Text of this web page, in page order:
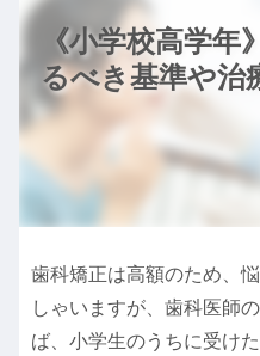
《小学校高学年
るべき基準や治
歯科矯正は高額のため、
しゃいますが、歯科医師
ば、小学生のうちに受け